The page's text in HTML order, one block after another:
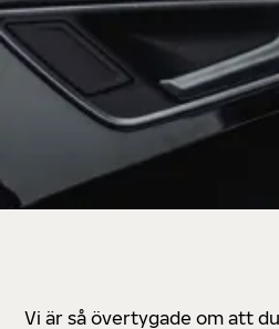
Vi är så övertygade om att